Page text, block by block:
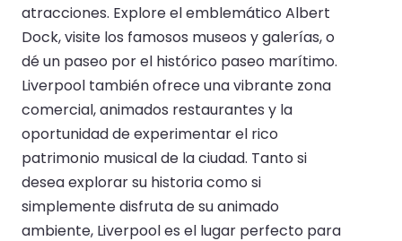
atracciones. Explore el emblemático Albert
Dock, visite los famosos museos y galerías, o
dé un paseo por el histórico paseo marítimo.
Liverpool también ofrece una vibrante zona
comercial, animados restaurantes y la
oportunidad de experimentar el rico
patrimonio musical de la ciudad. Tanto si
desea explorar su historia como si
simplemente disfruta de su animado
ambiente, Liverpool es el lugar perfecto para